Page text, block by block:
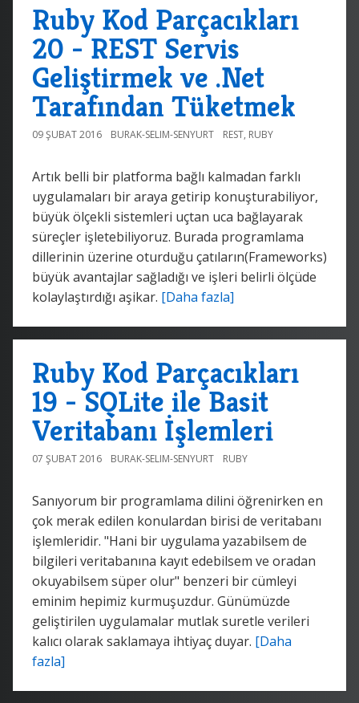
Ruby Kod Parçacıkları
20 - REST Servis
Geliştirmek ve .Net
Tarafından Tüketmek
09 ŞUBAT 2016 BURAK-SELIM-SENYURT REST, RUBY
Artık belli bir platforma bağlı kalmadan farklı
uygulamaları bir araya getirip konuşturabiliyor,
büyük ölçekli sistemleri uçtan uca bağlayarak
süreçler işletebiliyoruz. Burada programlama
dillerinin üzerine oturduğu çatıların(Frameworks)
büyük avantajlar sağladığı ve işleri belirli ölçüde
kolaylaştırdığı aşikar. [Daha fazla]
Ruby Kod Parçacıkları
19 - SQLite ile Basit
Veritabanı İşlemleri
07 ŞUBAT 2016 BURAK-SELIM-SENYURT RUBY
Sanıyorum bir programlama dilini öğrenirken en
çok merak edilen konulardan birisi de veritabanı
işlemleridir. "Hani bir uygulama yazabilsem de
bilgileri veritabanına kayıt edebilsem ve oradan
okuyabilsem süper olur" benzeri bir cümleyi
eminim hepimiz kurmuşuzdur. Günümüzde
geliştirilen uygulamalar mutlak suretle verileri
kalıcı olarak saklamaya ihtiyaç duyar. [Daha
fazla]